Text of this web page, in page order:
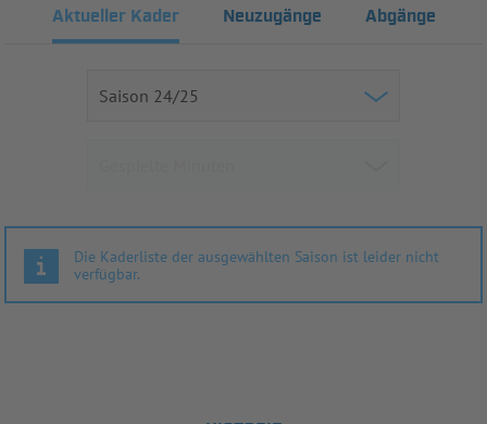
Aktueller Kader Neuzugänge Abgänge
Die Kaderliste der ausgewählten Saison ist leider nicht
verfügbar.